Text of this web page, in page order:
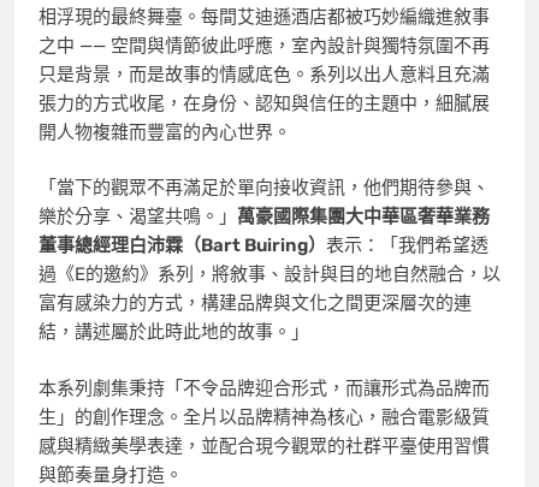
相浮現的最終舞臺。每間艾迪遜酒店都被巧妙編織進敘事
之中 —— 空間與情節彼此呼應，室內設計與獨特氛圍不再
只是背景，而是故事的情感底色。系列以出人意料且充滿
張力的方式收尾，在身份、認知與信任的主題中，細膩展
開人物複雜而豐富的內心世界。
「當下的觀眾不再滿足於單向接收資訊，他們期待參與、
樂於分享、渴望共鳴。」 萬豪國際集團大中華區奢華業務
董事總經理白沛霖（Bart Buiring） 表示：「我們希望透
過《E的邀約》系列，將敘事、設計與目的地自然融合，以
富有感染力的方式，構建品牌與文化之間更深層次的連
結，講述屬於此時此地的故事。」
本系列劇集秉持「不令品牌迎合形式，而讓形式為品牌而
生」的創作理念。全片以品牌精神為核心，融合電影級質
感與精緻美學表達，並配合現今觀眾的社群平臺使用習慣
與節奏量身打造。